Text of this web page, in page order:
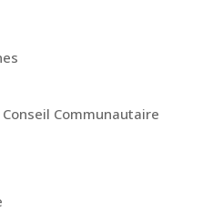
Communautaire